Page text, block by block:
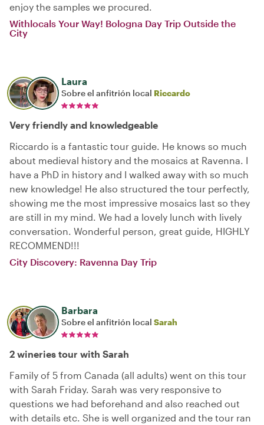
enjoy the samples we procured.
Withlocals Your Way! Bologna Day Trip Outside the
City
Laura
Sobre el anfitrión local Riccardo
Very friendly and knowledgeable
Riccardo is a fantastic tour guide. He knows so much
about medieval history and the mosaics at Ravenna. I
have a PhD in history and I walked away with so much
new knowledge! He also structured the tour perfectly,
showing me the most impressive mosaics last so they
are still in my mind. We had a lovely lunch with lively
conversation. Wonderful person, great guide, HIGHLY
RECOMMEND!!!
City Discovery: Ravenna Day Trip
Barbara
Sobre el anfitrión local Sarah
2 wineries tour with Sarah
Family of 5 from Canada (all adults) went on this tour
with Sarah Friday. Sarah was very responsive to
questions we had beforehand and also reached out
with details etc. She is well organized and the tour ran